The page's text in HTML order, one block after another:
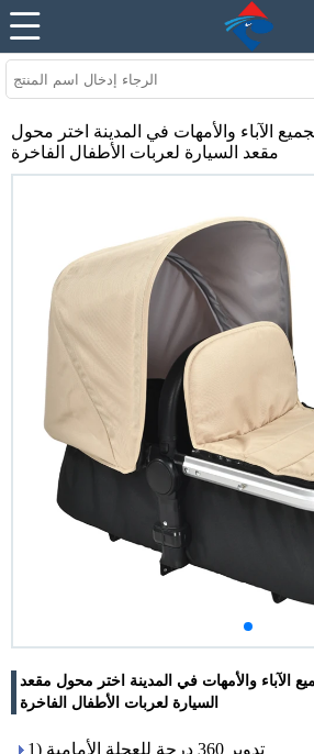
الآباء والأمهات في المدينة اختر محول
مقعد السيارة لعربات الأطفال الفاخرة
الآباء والأمهات في المدينة اختر محول مقعد
السيارة لعربات الأطفال الفاخرة
1) تدوير 360 درجة للعجلة الأمامية